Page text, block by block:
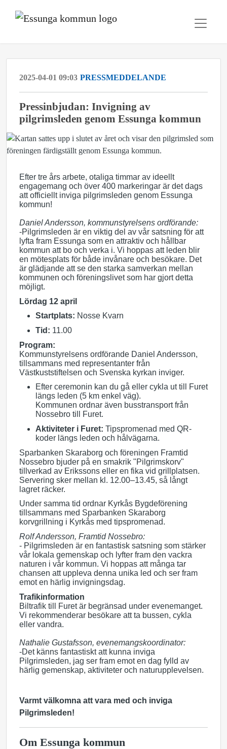
2025-04-01 09:03 PRESSMEDDELANDE
Pressinbjudan: Invigning av
pilgrimsleden genom Essunga kommun
Efter tre års arbete, otaliga timmar av ideellt
engagemang och över 400 markeringar är det dags
att officiellt inviga pilgrimsleden genom Essunga
kommun!
Daniel Andersson, kommunstyrelsens ordförande:
-Pilgrimsleden är en viktig del av vår satsning för att
lyfta fram Essunga som en attraktiv och hållbar
kommun att bo och verka i. Vi hoppas att leden blir
en mötesplats för både invånare och besökare. Det
är glädjande att se den starka samverkan mellan
kommunen och föreningslivet som har gjort detta
möjligt.
Lördag 12 april
Startplats: Nosse Kvarn
Tid: 11.00
Program:
Kommunstyrelsens ordförande Daniel Andersson,
tillsammans med representanter från
Västkuststiftelsen och Svenska kyrkan inviger.
Efter ceremonin kan du gå eller cykla ut till Furet
längs leden (5 km enkel väg).
Kommunen ordnar även busstransport från
Nossebro till Furet.
Aktiviteter i Furet: Tipspromenad med QR-
koder längs leden och hålvägarna.
Sparbanken Skaraborg och föreningen Framtid
Nossebro bjuder på en smakrik "Pilgrimskorv"
tillverkad av Erikssons eller en fika vid grillplatsen.
Servering sker mellan kl. 12.00–13.45, så långt
lagret räcker.
Under samma tid ordnar Kyrkås Bygdeförening
tillsammans med Sparbanken Skaraborg
korvgrillning i Kyrkås med tipspromenad.
Rolf Andersson, Framtid Nossebro:
- Pilgrimsleden är en fantastisk satsning som stärker
vår lokala gemenskap och lyfter fram den vackra
naturen i vår kommun. Vi hoppas att många tar
chansen att uppleva denna unika led och ser fram
emot en härlig invigningsdag.
Trafikinformation
Biltrafik till Furet är begränsad under evenemanget.
Vi rekommenderar besökare att ta bussen, cykla
eller vandra.
Nathalie Gustafsson, evenemangskoordinator:
-Det känns fantastiskt att kunna inviga
Pilgrimsleden, jag ser fram emot en dag fylld av
härlig gemenskap, aktiviteter och naturupplevelsen.
Varmt välkomna att vara med och inviga
Pilgrimsleden!
Om Essunga kommun